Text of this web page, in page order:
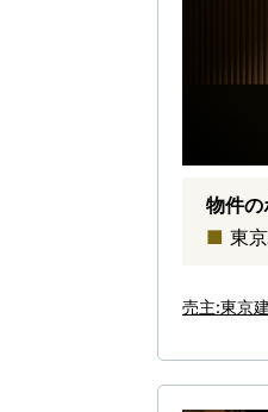
物件の
東
売主:東京